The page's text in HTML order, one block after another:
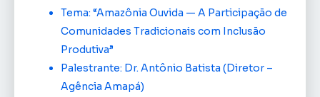
Tema: “Amazônia Ouvida — A Participação de
Comunidades Tradicionais com Inclusão
Produtiva”
Palestrante: Dr. Antônio Batista (Diretor –
Agência Amapá)